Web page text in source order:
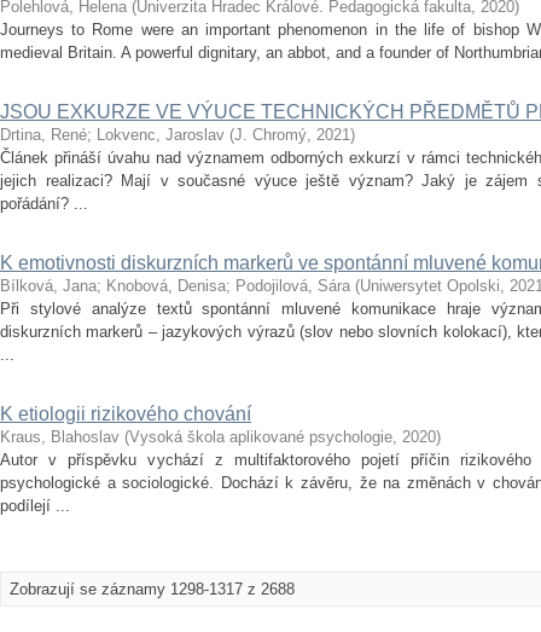
Polehlová, Helena (Univerzita Hradec Králové. Pedagogická fakulta, 2020)
Journeys to Rome were an important phenomenon in the life of bishop
medieval Britain. A powerful dignitary, an abbot, and a founder of
JSOU EXKURZE VE VÝUCE TECHNICKÝCH PŘEDMĚTŮ
Drtina, René; Lokvenc, Jaroslav (J. Chromý, 2021)
Článek přináší úvahu nad významem odborných exkurzí v rámci
jejich realizaci? Mají v současné výuce ještě význam? Jaký je zájem
pořádání? ...
K emotivnosti diskurzních markerů ve spontánní mluvené
Bílková, Jana; Knobová, Denisa; Podojilová, Sára (Uniwersytet Opolski,
Při stylové analýze textů spontánní mluvené komunikace hraje
diskurzních markerů – jazykových výrazů (slov nebo slovních kolokací),
...
K etiologii rizikového chování
Kraus, Blahoslav (Vysoká škola aplikované psychologie, 2020)
Autor v příspěvku vychází z multifaktorového pojetí příčin rizikového
psychologické a sociologické. Dochází k závěru, že na změnách v
podílejí ...
Zobrazují se záznamy 1298-1317 z 2688